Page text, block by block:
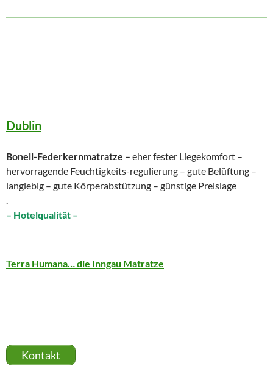
Dublin
Bonell-Federkernmatratze – eher fester Liegekomfort –
hervorragende Feuchtigkeits-regulierung – gute Belüftung –
langlebig – gute Körperabstützung – günstige Preislage
.
– Hotelqualität –
Terra Humana… die Inngau Matratze
Kontakt